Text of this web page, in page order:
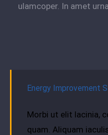
ulamcoper. In amet
Energy Improvement
Morbi ut elit lacinia,
quam. Aliquam